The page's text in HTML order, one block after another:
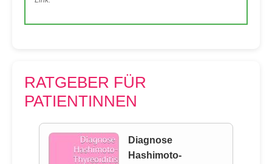
RATGEBER FÜR
PATIENTINNEN
Diagnose
Hashimoto-